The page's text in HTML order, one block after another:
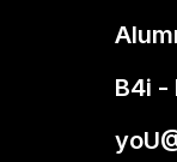
B4i -